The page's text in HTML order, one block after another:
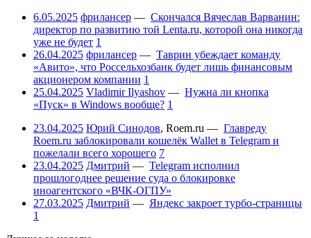
6.05.2025 фрилансер — Скончался Вячеслав Варванин:
директор по развитию той Lenta.ru, которой она никогда
уже не будет 1
26.04.2025 фрилансер — Таврин убеждает команду
«Авито», что Россельхозбанк будет лишь финансовым
акционером компании 1
25.04.2025 Vladimir Ilyashov — Нужна ли кнопка
«Пуск» в Windows вообще? 1
23.04.2025 Юрий Синодов, Roem.ru — Главреду
Roem.ru заблокировали кошелёк Wallet в Telegram и
пожелали всего хорошего 7
23.04.2025 Дмитрий — Telegram исполнил
прошлогоднее решение суда о блокировке
иноагентского «ВЧК-ОГПУ»
27.03.2025 Дмитрий — Яндекс закроет турбо-страницы
1